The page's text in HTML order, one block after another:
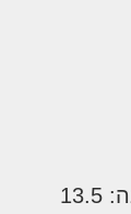
- רוחב פנימי ארכובה: 13.5